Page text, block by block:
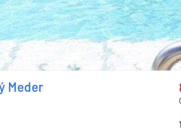
Meder